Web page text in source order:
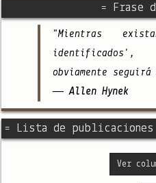
= Frase
"Mientras
obviamente
— Allen Hynek
= Lista de
Ver